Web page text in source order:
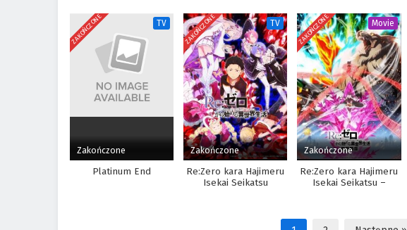
Animation
ZAKOŃCZONE TV
Zakończone
Platinum End
ZAKOŃCZONE TV
Zakończone
Re:Zero kara Hajimeru
Isekai Seikatsu
ZAKOŃCZONE Movie
Zakończone
Re:Zero kara Hajimeru
Isekai Seikatsu –